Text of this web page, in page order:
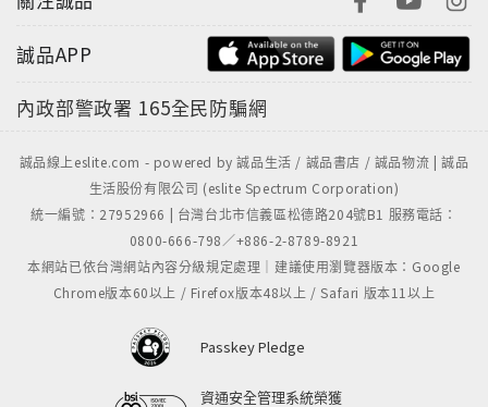
誠品APP
內政部警政署 165全民防騙網
誠品線上eslite.com - powered by 誠品生活 / 誠品書店 / 誠品物流 | 誠品
生活股份有限公司 (eslite Spectrum Corporation)
統一編號：27952966 | 台灣台北市信義區松德路204號B1 服務電話：
0800-666-798／+886-2-8789-8921
本網站已依台灣網站內容分級規定處理｜建議使用瀏覽器版本：Google
Chrome版本60以上 / Firefox版本48以上 / Safari 版本11以上
Passkey Pledge
資通安全管理系統榮獲